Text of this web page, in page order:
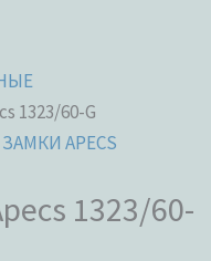
1323/60-G
APECS
1323/60-